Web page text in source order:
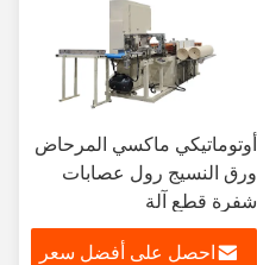
أوتوماتيكي ماكسي المرحاض
ورق النسيج رول عصابات
شفرة قطع آلة
احصل على أفضل سعر